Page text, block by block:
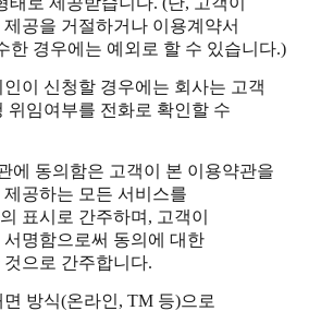
공을 거절하거나 이용계약서
한 경우에는 예외로 할 수 있습니다.)
이 신청할 경우에는 회사는 고객
위임여부를 전화로 확인할 수
에 동의함은 고객이 본 이용약관을
공하는 모든 서비스를
표시로 간주하며, 고객이
명함으로써 동의에 대한
으로 간주합니다.
방식(온라인, TM 등)으로